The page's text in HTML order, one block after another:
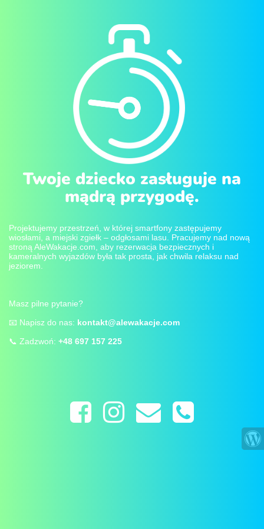
Twoje dziecko zasługuje na
mądrą przygodę.
Projektujemy przestrzeń, w której smartfony zastępujemy
wiosłami, a miejski zgiełk – odgłosami lasu. Pracujemy nad nową
stroną AleWakacje.com, aby rezerwacja bezpiecznych i
kameralnych wyjazdów była tak prosta, jak chwila relaksu nad
jeziorem.
Masz pilne pytanie?
📧 Napisz do nas: kontakt@alewakacje.com
📞 Zadzwoń: +48 697 157 225